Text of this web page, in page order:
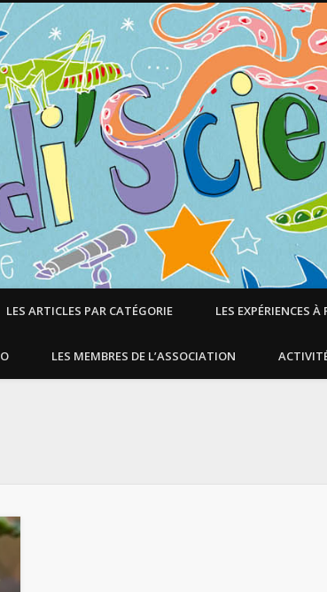
LES ARTICLES PAR CATÉGORIE LES EXPÉRIENCES
LES MEMBRES DE L’ASSOCIATION